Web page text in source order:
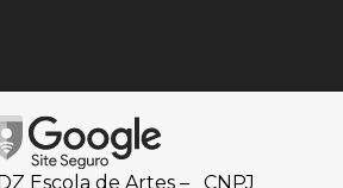
Escola de Artes – CNPJ